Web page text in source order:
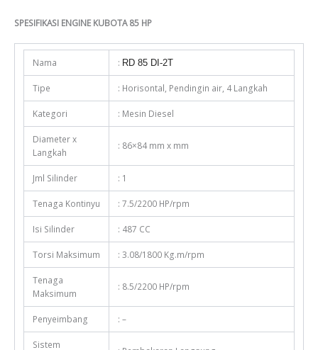
SPESIFIKASI ENGINE KUBOTA 85 HP
Nama : RD 85 DI-2T
Tipe : Horisontal, Pendingin air, 4 Langkah
Kategori : Mesin Diesel
Diameter x
Langkah
: 86×84 mm x mm
Jml Silinder : 1
Tenaga Kontinyu : 7.5/2200 HP/rpm
Isi Silinder : 487 CC
Torsi Maksimum : 3.08/1800 Kg.m/rpm
Tenaga
Maksimum
: 8.5/2200 HP/rpm
Penyeimbang : –
Sistem